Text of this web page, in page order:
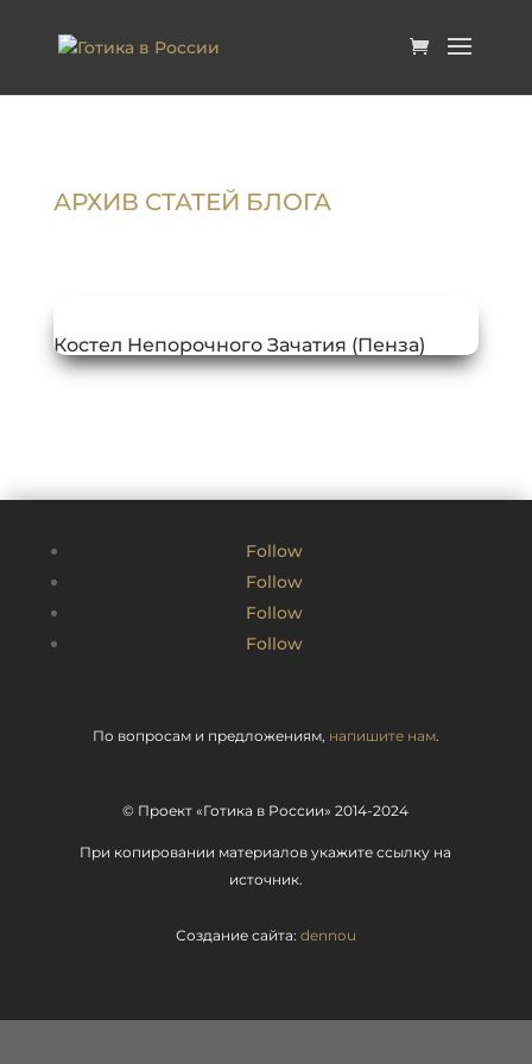
АРХИВ СТАТЕЙ БЛОГА
Костел Непорочного Зачатия (Пенза)
Follow
Follow
Follow
Follow
По вопросам и предложениям, напишите нам.
© Проект «Готика в России» 2014-2024
При копировании материалов укажите ссылку на
источник.
Создание сайта: dennou